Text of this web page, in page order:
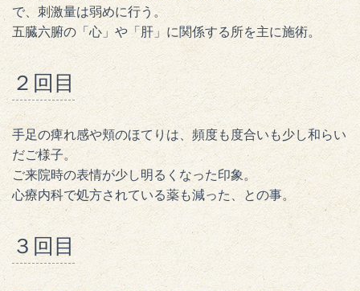
で、刺激量は弱めに行う。
五臓六腑の「心」や「肝」に関係する所を主に施術。
２回目
手足の痺れ感や頬のほてりは、頻度も度合いも少し和らい
だご様子。
ご来院時の表情が少し明るくなった印象。
心療内科で処方されている薬も減った、との事。
３回目